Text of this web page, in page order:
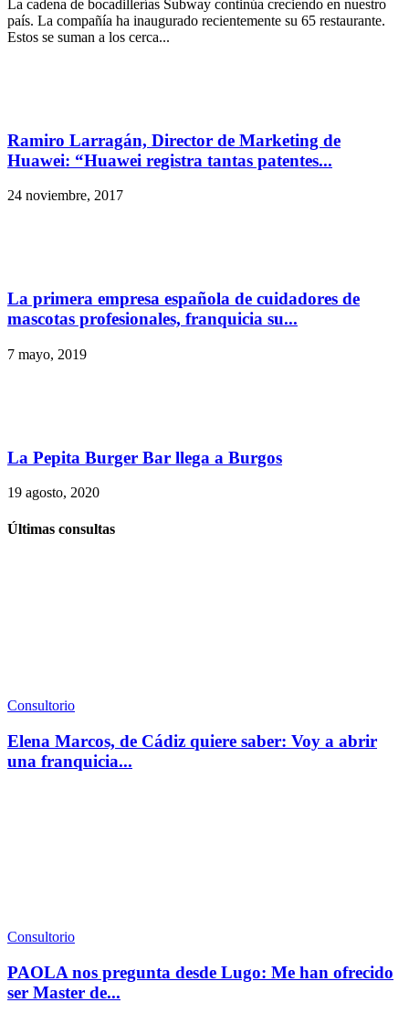
La cadena de bocadillerías Subway continúa creciendo en nuestro
país. La compañía ha inaugurado recientemente su 65 restaurante.
Estos se suman a los cerca...
Ramiro Larragán, Director de Marketing de
Huawei: “Huawei registra tantas patentes...
24 noviembre, 2017
La primera empresa española de cuidadores de
mascotas profesionales, franquicia su...
7 mayo, 2019
La Pepita Burger Bar llega a Burgos
19 agosto, 2020
Últimas consultas
Consultorio
Elena Marcos, de Cádiz quiere saber: Voy a abrir
una franquicia...
Consultorio
PAOLA nos pregunta desde Lugo: Me han ofrecido
ser Master de...